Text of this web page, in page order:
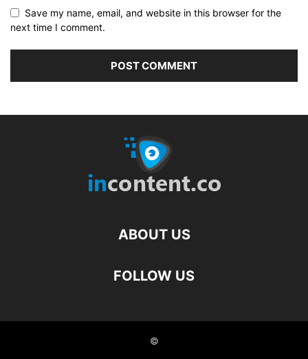
Save my name, email, and website in this browser for the
next time I comment.
ABOUT US
FOLLOW US
©